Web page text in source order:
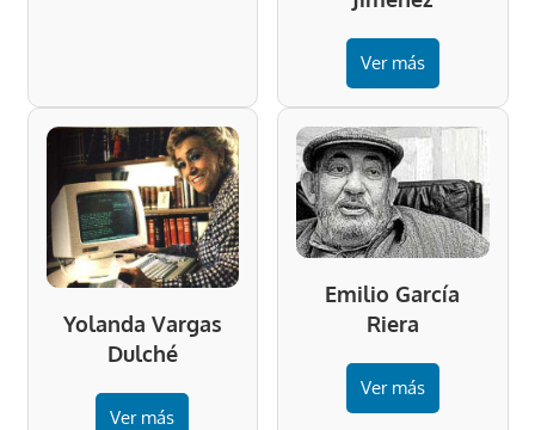
Ver más
Yolanda Vargas
Dulché
Ver más
Emilio García
Riera
Ver más